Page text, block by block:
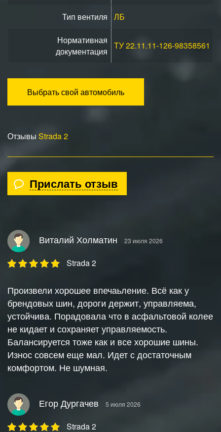
Тип вентиля ЛБ
Нормативная
документация
ТУ 22.11.11-126-98358561
Выбрать свой автомобиль
Отзывы Strada 2
Прислать отзыв
Виталий Холматин 23 июля 2026
Strada 2
Произвели хорошее впечаьление. Всё как у
брендовых шин, дороги держит, управляема,
устойчива. Порадовала что в асфальтовой колее
не кидает и сохраняет управляемость.
Балансируется тоже как и все хорошие шины.
Износ совсем еще мал. Идет с достаточным
комфортом. Не шумная.
Егор Дургачев 5 июля 2026
Strada 2